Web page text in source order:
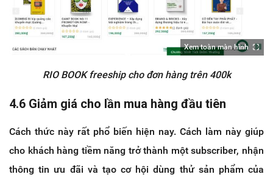
Xem toàn màn hình
RIO BOOK freeship cho đơn hàng trên 400k
4.6 Giảm giá cho lần mua hàng đầu tiên
Cách thức này rất phổ biến hiện nay. Cách làm này giúp
cho khách hàng tiềm năng trở thành một subscriber, nhận
thông tin ưu đãi và tạo cơ hội dùng thử sản phẩm của